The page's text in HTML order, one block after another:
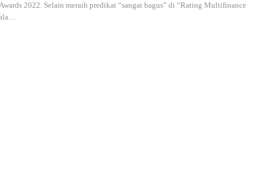
2022. Selain meraih predikat “sangat bagus” di “Rating Multifinance
…